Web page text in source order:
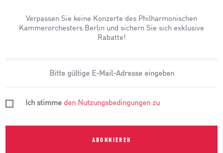
Verpassen Sie keine Konzerte des Philharmonischen
Kammerorchesters Berlin und sichern Sie sich exklusive
Rabatte!
Ich stimme den Nutzungsbedingungen zu
ABONNIEREN